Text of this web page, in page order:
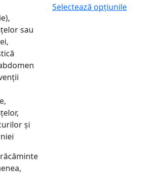
sau
și
Selectează opțiunile